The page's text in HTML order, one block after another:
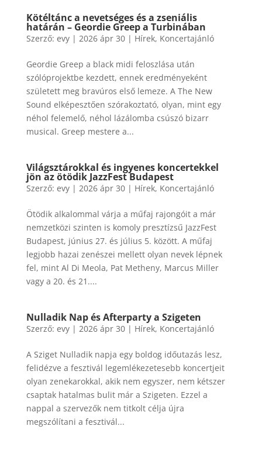
Kötéltánc a nevetséges és a zseniális
határán – Geordie Greep a Turbinában
Szerző: evy| 2026 ápr 30| Hírek, Koncertajánló
Geordie Greep a black midi feloszlása után
szólóprojektbe kezdett, ennek eredményeként
született meg bravúros első lemeze. A The New
Sound elképesztően szórakoztató, olyan, mint egy
néhol felemelő, néhol lázálomba csúszó bizarr
musical. Greep mestere a...
Világsztárokkal és ingyenes koncertekkel
jön az ötödik JazzFest Budapest
Szerző: evy| 2026 ápr 30| Hírek, Koncertajánló
Ötödik alkalommal várja a műfaj rajongóit a már
nemzetközi szinten is komoly presztízsű JazzFest
Budapest, június 27. és július 5. között. A műfaj
legjobb hazai zenészei mellett olyan nevek lépnek
fel, mint Al Di Meola, Pat Metheny, Marcus Miller
vagy a 20. és 21....
Nulladik Nap és Afterparty a Szigeten
Szerző: evy| 2026 ápr 30| Hírek, Koncertajánló
A Sziget Nulladik napja egy boldog időutazás lesz,
felidézve a fesztivál legemlékezetesebb koncertjeit
olyan zenekarokkal, akik nem egyszer, nem kétszer
csaptak hatalmas bulit már a Szigeten. Ezzel a
nappal a szervezők nem titkolt célja újra
megszólítani a fesztivál...